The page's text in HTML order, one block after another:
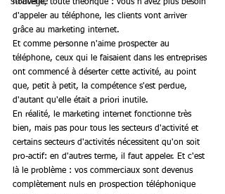
nouvelle, toute théorique : vous n'avez plus besoin
d'appeler au téléphone, les clients vont arriver
grâce au marketing internet.
Et comme personne n'aime prospecter au
téléphone, ceux qui le faisaient dans les entreprises
ont commencé à déserter cette activité, au point
que, petit à petit, la compétence s'est perdue,
d'autant qu'elle était a priori inutile.
En réalité, le marketing internet fonctionne très
bien, mais pas pour tous les secteurs d'activité et
certains secteurs d'activités nécessitent qu'on soit
pro-actif: en d'autres terme, il faut appeler. Et c'est
là le problème : vos commerciaux sont devenus
complètement nuls en prospection téléphonique